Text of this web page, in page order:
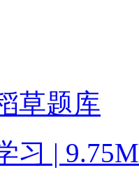
草题库
习 | 9.75M